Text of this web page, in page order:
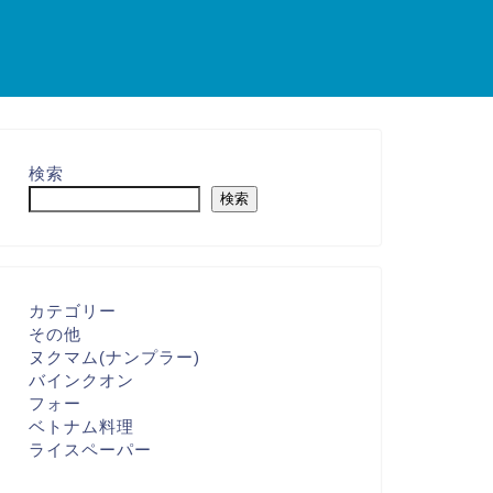
検索
検索
カテゴリー
その他
ヌクマム(ナンプラー)
バインクオン
フォー
ベトナム料理
ライスペーパー